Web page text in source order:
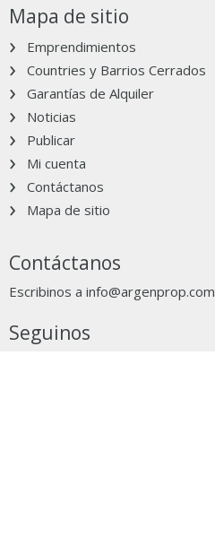
Mapa de sitio
Emprendimientos
Countries y Barrios Cerrados
Garantías de Alquiler
Noticias
Publicar
Mi cuenta
Contáctanos
Mapa de sitio
Contáctanos
Escribinos a info@argenprop.com
Seguinos